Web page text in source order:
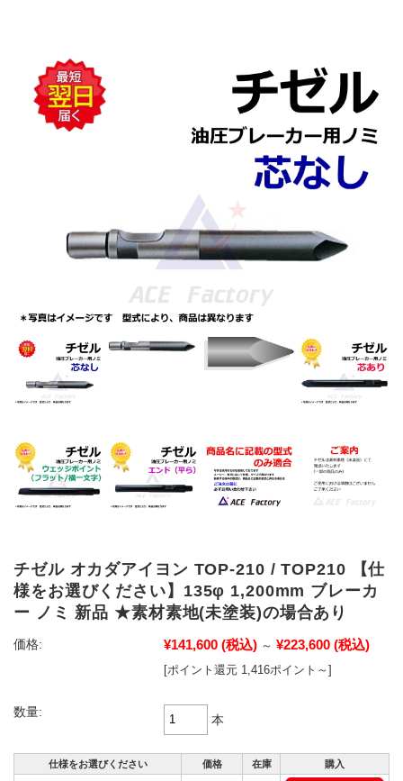
チゼル オカダアイヨン TOP-210 / TOP210 【仕
様をお選びください】135φ 1,200mm ブレーカ
ー ノミ 新品 ★素材素地(未塗装)の場合あり
価格: ¥141,600 (税込) ～ ¥223,600 (税込)
[ポイント還元 1,416ポイント～]
数量:
本
仕様をお選びください 価格 在庫 購入